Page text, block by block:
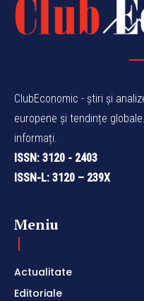
ClubEconomic - știri și
europene și tendințe
informați.
ISSN: 3120 - 2403
ISSN-L: 3120 – 239X
Meniu
Actualitate
Editoriale